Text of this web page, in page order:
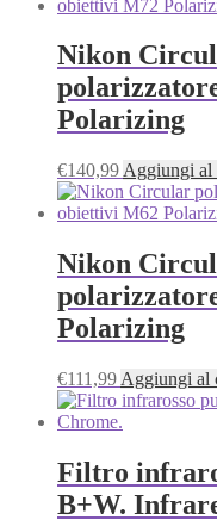
Nikon
Polarizing
€140,99 Aggiungi al
Nikon
Polarizing
€111,99 Aggiungi al
Filtro
B+W.